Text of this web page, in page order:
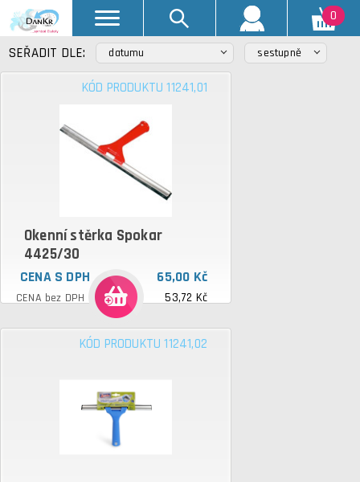
0
SEŘADIT DLE: datumu sestupně
KÓD PRODUKTU 11241,01
Okenní stěrka Spokar
4425/30
CENA S DPH 65,00 Kč
CENA bez DPH 53,72 Kč
KÓD PRODUKTU 11241,02